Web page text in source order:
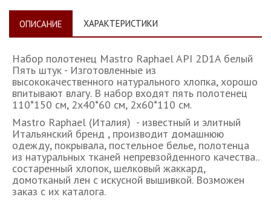
ОПИСАНИЕ ХАРАКТЕРИСТИКИ
Набор полотенец Mastro Raphael API 2D1A белый
Пять штук - Изготовленные из
высококачественного натурального хлопка, хорошо
впитывают влагу. В набор входят пять полотенец
110*150 см, 2х40*60 см, 2х60*110 см.
Mastro Raphael (Италия) - известный и элитный
Итальянский бренд , производит домашнюю
одежду, покрывала, постельное белье, полотенца
из натуральных тканей непревзойденного качества..
состаренный хлопок, шелковый жаккард,
домотканый лен с искусной вышивкой. Возможен
заказ с их каталога.